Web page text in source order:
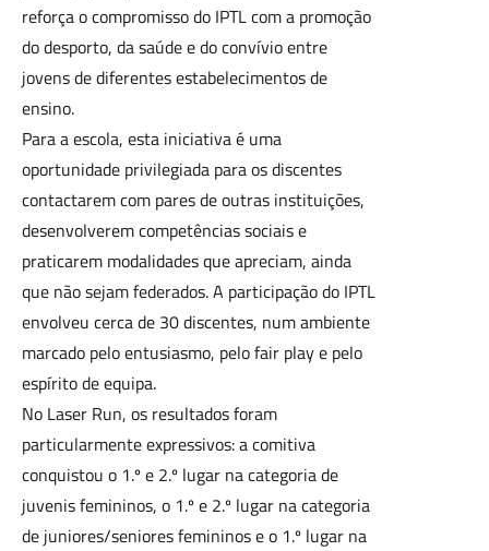
reforça o compromisso do IPTL com a promoção
do desporto, da saúde e do convívio entre
jovens de diferentes estabelecimentos de
ensino.
Para a escola, esta iniciativa é uma
oportunidade privilegiada para os discentes
contactarem com pares de outras instituições,
desenvolverem competências sociais e
praticarem modalidades que apreciam, ainda
que não sejam federados. A participação do IPTL
envolveu cerca de 30 discentes, num ambiente
marcado pelo entusiasmo, pelo fair play e pelo
espírito de equipa.
No Laser Run, os resultados foram
particularmente expressivos: a comitiva
conquistou o 1.º e 2.º lugar na categoria de
juvenis femininos, o 1.º e 2.º lugar na categoria
de juniores/seniores femininos e o 1.º lugar na